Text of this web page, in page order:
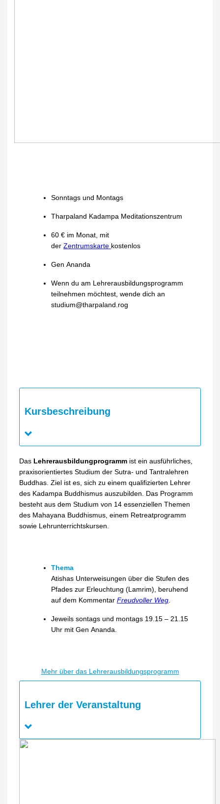
Sonntags und Montags
Tharpaland Kadampa Meditationszentrum
60 € im Monat, mit
derZentrumskarte kostenlos
Gen Ananda
Wenn du am Lehrerausbildungsprogramm
teilnehmen möchtest, wende dich an
studium@tharpaland.rog
Kursbeschreibung
Das Lehrerausbildungprogramm ist ein ausführliches,
praxisorientiertes Studium der Sutra- und Tantralehren
Buddhas. Ziel ist es, sich zu einem qualifizierten Lehrer
des Kadampa Buddhismus auszubilden. Das Programm
besteht aus dem Studium von 14 essenziellen Themen
des Mahayana Buddhismus, einem Retreatprogramm
sowie Lehrunterrichtskursen.
Thema
Atishas Unterweisungen über die Stufen des
Pfades zur Erleuchtung (Lamrim), beruhend
auf dem KommentarFreudvoller Weg.
Jeweils sontags und montags 19.15 – 21.15
Uhr mit Gen Ananda.
Mehr über das Lehrerausbildungsprogramm
Lehrer der Veranstaltung